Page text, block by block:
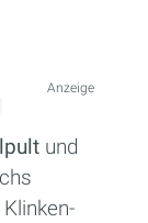
Anzeige
und